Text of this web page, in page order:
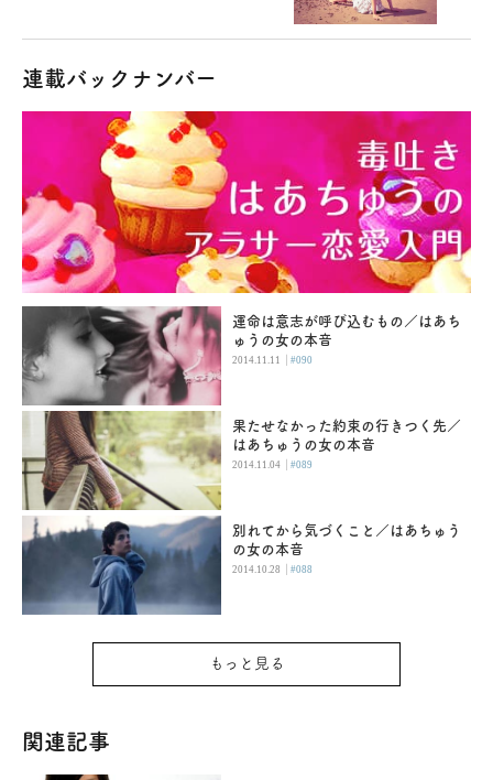
連載バックナンバー
運命は意志が呼び込むもの／はあち
ゅうの女の本音
2014.11.11 |#090
果たせなかった約束の行きつく先／
はあちゅうの女の本音
2014.11.04 |#089
別れてから気づくこと／はあちゅう
の女の本音
2014.10.28 |#088
もっと見る
関連記事